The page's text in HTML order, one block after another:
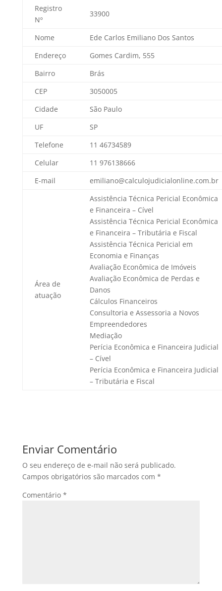
Registro
Nº
33900
Nome
Ede Carlos Emiliano Dos Santos
Endereço
Gomes Cardim, 555
Bairro
Brás
CEP
3050005
Cidade
São Paulo
UF
SP
Telefone
11 46734589
Celular
11 976138666
E-mail
emiliano@calculojudicialonline.com.br
Área de
atuação
Assistência Técnica Pericial Econômica
e Financeira – Cível
Assistência Técnica Pericial Econômica
e Financeira – Tributária e Fiscal
Assistência Técnica Pericial em
Economia e Finanças
Avaliação Econômica de Imóveis
Avaliação Econômica de Perdas e
Danos
Cálculos Financeiros
Consultoria e Assessoria a Novos
Empreendedores
Mediação
Perícia Econômica e Financeira Judicial
– Cível
Perícia Econômica e Financeira Judicial
– Tributária e Fiscal
Enviar Comentário
O seu endereço de e-mail não será publicado.
Campos obrigatórios são marcados com *
Comentário *